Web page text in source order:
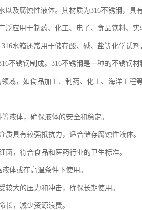
以及腐蚀性液体。其材质为316不锈钢，具
泛应用于制药、化工、电子、食品饮料、
水箱还常用于储存酸、碱、盐等化学试剂
不锈钢制成。316不锈钢是一种的不锈钢
域，如食品加工、制药、化工、海洋工程等
液体，确保液体的安全和稳定。
具有较强抵抗力，适合储存腐蚀性液体。
菌，符合食品和医药行业的卫生标准。
体或在高温条件下使用。
较大的压力和冲击，确保长期使用。
长，减少资源浪费。